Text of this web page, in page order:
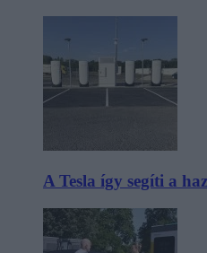
A Tesla így segíti a